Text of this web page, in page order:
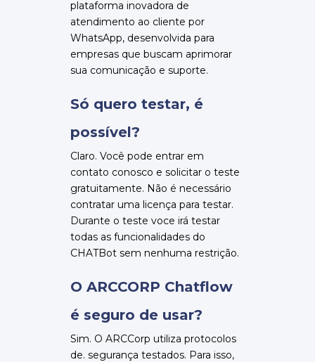
plataforma inovadora de
atendimento ao cliente por
WhatsApp, desenvolvida para
empresas que buscam aprimorar
sua comunicação e suporte.
Só quero testar, é
possível?
Claro. Você pode entrar em
contato conosco e solicitar o teste
gratuitamente. Não é necessário
contratar uma licença para testar.
Durante o teste voce irá testar
todas as funcionalidades do
CHATBot sem nenhuma restrição.
O ARCCORP Chatflow
é seguro de usar?
Sim. O ARCCorp utiliza protocolos
de. segurança testados. Para isso,